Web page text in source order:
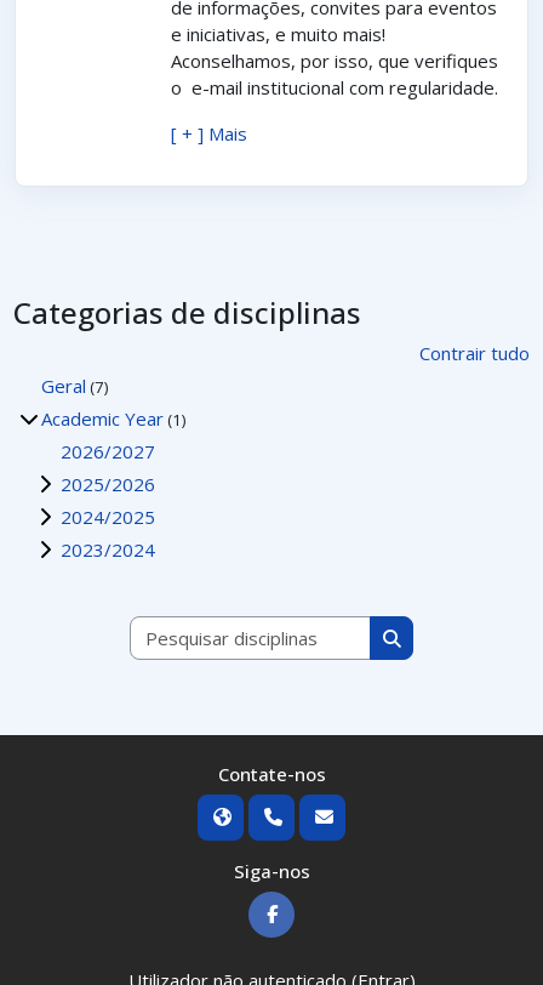
de informações, convites para eventos
e iniciativas, e muito mais!
Aconselhamos, por isso, que verifiques
o e-mail institucional com regularidade.
[ + ] Mais
Categorias de disciplinas
Contrair tudo
Geral (7)
Academic Year(1)
2026/2027
2025/2026
2024/2025
2023/2024
Pesquisar disciplinas
Pesquisar
Contate-nos
Siga-nos
Utilizador não autenticado (Entrar)